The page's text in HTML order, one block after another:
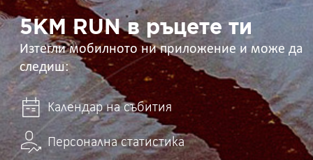
ръцете
ти 5KM RUN в ръцете ти
Изтегли мобилното ни приложение и може да
следиш:
Календар на събития
Персонална статистика